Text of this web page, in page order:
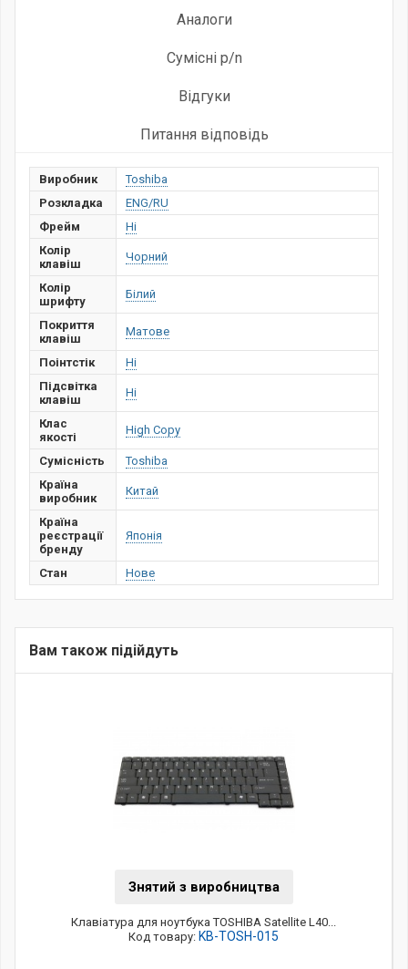
Аналоги
Сумісні p/n
Відгуки
Питання відповідь
Виробник
Toshiba
Розкладка
ENG/RU
Фрейм
Ні
Колір
клавіш
Чорний
Колір
шрифту
Білий
Покриття
клавіш
Матове
Поінтстік
Ні
Підсвітка
клавіш
Ні
Клас
якості
High Copy
Сумісність
Toshiba
Країна
виробник
Китай
Країна
реєстрації
бренду
Японія
Стан Нове
Вам також підійдуть
Знятий з виробництва
Клавіатура для ноутбука TOSHIBA Satellite L40...
Код товару: KB-TOSH-015